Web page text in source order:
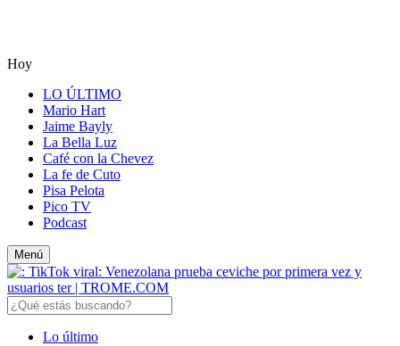
Hoy
LO ÚLTIMO
Mario Hart
Jaime Bayly
La Bella Luz
Café con la Chevez
La fe de Cuto
Pisa Pelota
Pico TV
Podcast
Menú
Lo último